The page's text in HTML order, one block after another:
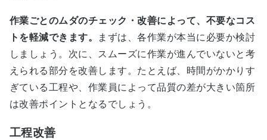
作業ごとのムダのチェック・改善によって、不要なコス
トを軽減できます。
まずは、各作業が本当に必要か検討
しましょう。次に、スムーズに作業が進んでいないと考
えられる部分を改善します。たとえば、時間がかかりす
ぎている工程や、作業員によって品質の差が大きい箇所
は改善ポイントとなるでしょう。
工程改善